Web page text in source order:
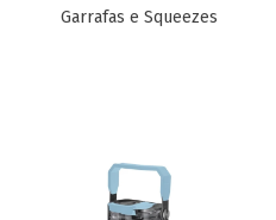
Garrafas e Squeezes